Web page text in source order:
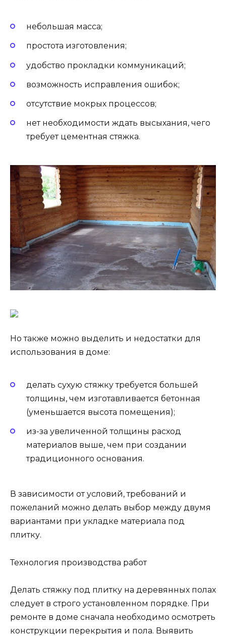
небольшая масса;
простота изготовления;
удобство прокладки коммуникаций;
возможность исправления ошибок;
отсутствие мокрых процессов;
нет необходимости ждать высыхания, чего
требует цементная стяжка.
Но также можно выделить и недостатки для
использования в доме:
делать сухую стяжку требуется большей
толщины, чем изготавливается бетонная
(уменьшается высота помещения);
из-за увеличенной толщины расход
материалов выше, чем при создании
традиционного основания.
В зависимости от условий, требований и
пожеланий можно делать выбор между двумя
вариантами при укладке материала под
плитку.
Технология производства работ
Делать стяжку под плитку на деревянных полах
следует в строго установленном порядке. При
ремонте в доме сначала необходимо осмотреть
конструкции перекрытия и пола. Выявить